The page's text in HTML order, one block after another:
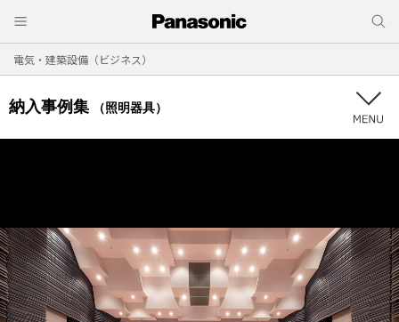
電気・建築設備（ビジネス）
納入事例集 （照明器具）